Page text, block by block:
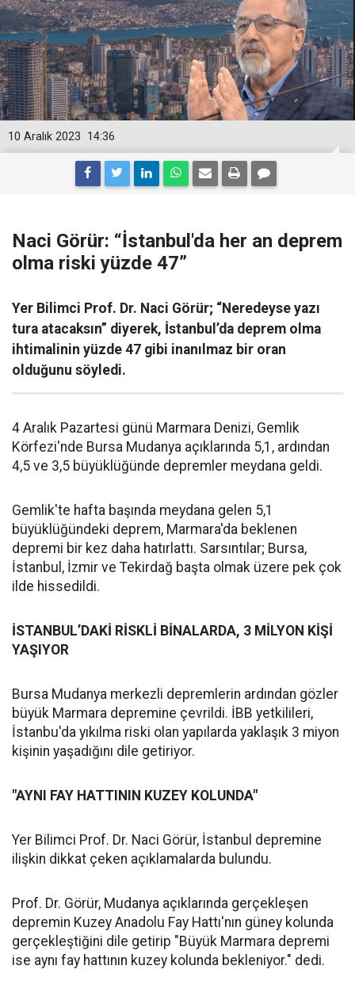
14:36
10 Aralık 2023
Naci Görür: “İstanbul'da her an deprem
olma riski yüzde 47”
Yer Bilimci Prof. Dr. Naci Görür; “Neredeyse yazı
tura atacaksın” diyerek, İstanbul’da deprem olma
ihtimalinin yüzde 47 gibi inanılmaz bir oran
olduğunu söyledi.
4 Aralık Pazartesi günü Marmara Denizi, Gemlik
Körfezi'nde Bursa Mudanya açıklarında 5,1, ardından
4,5 ve 3,5 büyüklüğünde depremler meydana geldi.
Gemlik'te hafta başında meydana gelen 5,1
büyüklüğündeki deprem, Marmara'da beklenen
depremi bir kez daha hatırlattı. Sarsıntılar; Bursa,
İstanbul, İzmir ve Tekirdağ başta olmak üzere pek çok
ilde hissedildi.
İSTANBUL’DAKİ RİSKLİ BİNALARDA, 3 MİLYON KİŞİ
YAŞIYOR
Bursa Mudanya merkezli depremlerin ardından gözler
büyük Marmara depremine çevrildi. İBB yetkilileri,
İstanbu'da yıkılma riski olan yapılarda yaklaşık 3 miyon
kişinin yaşadığını dile getiriyor.
"AYNI FAY HATTININ KUZEY KOLUNDA"
Yer Bilimci Prof. Dr. Naci Görür, İstanbul depremine
ilişkin dikkat çeken açıklamalarda bulundu.
Prof. Dr. Görür, Mudanya açıklarında gerçekleşen
depremin Kuzey Anadolu Fay Hattı'nın güney kolunda
gerçekleştiğini dile getirip "Büyük Marmara depremi
ise aynı fay hattının kuzey kolunda bekleniyor." dedi.